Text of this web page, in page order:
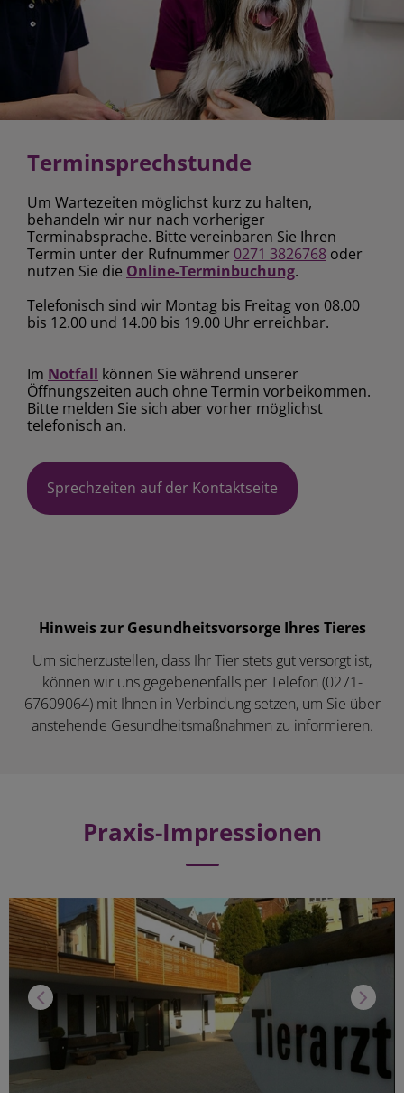
Terminsprechstunde
Um Wartezeiten möglichst kurz zu halten,
behandeln wir nur nach vorheriger
Terminabsprache. Bitte vereinbaren Sie Ihren
Termin unter der Rufnummer 0271 3826768 oder
nutzen Sie die Online-Terminbuchung.
Telefonisch sind wir Montag bis Freitag von 08.00
bis 12.00 und 14.00 bis 19.00 Uhr erreichbar.
Im Notfall
können Sie während unserer
Öffnungszeiten auch ohne Termin vorbeikommen.
Bitte melden Sie sich aber vorher möglichst
telefonisch an.
Sprechzeiten auf der Kontaktseite
Hinweis zur Gesundheitsvorsorge Ihres Tieres
Um sicherzustellen, dass Ihr Tier stets gut versorgt ist,
können wir uns gegebenenfalls per Telefon (0271-
67609064) mit Ihnen in Verbindung setzen, um Sie über
anstehende Gesundheitsmaßnahmen zu informieren.
Praxis-Impressionen